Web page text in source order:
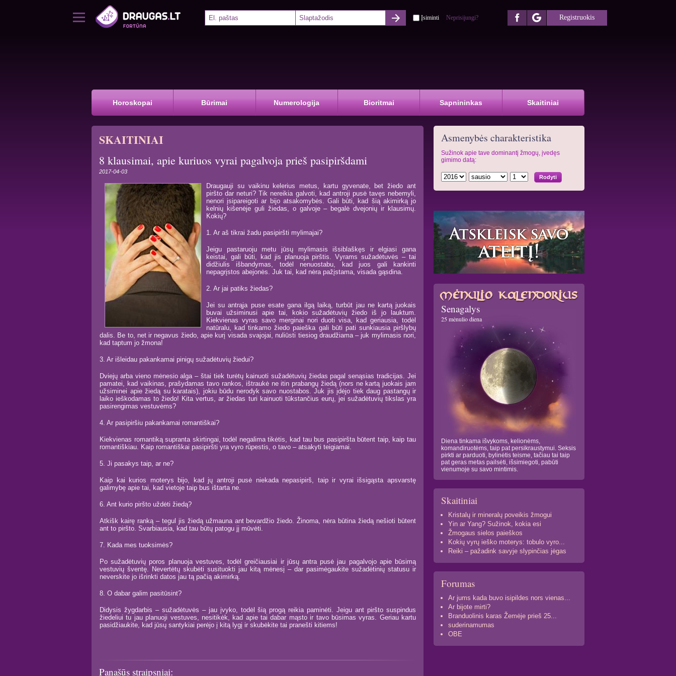
Įsiminti Neprisijungi? Registruokis
Horoskopai Būrimai Numerologija Bioritmai Sapnininkas Skaitiniai
SKAITINIAI
8 klausimai, apie kuriuos vyrai pagalvoja prieš pasipiršdami
2017-04-03
Draugauji su vaikinu kelerius metus, kartu gyvenate, bet žiedo ant
piršto dar neturi? Tik nereikia galvoti, kad antroji pusė tavęs nebemyli,
nenori įsipareigoti ar bijo atsakomybės. Gali būti, kad šią akimirką jo
kelnių kišenėje guli žiedas, o galvoje – begalė dvejonių ir klausimų.
Kokių?
1. Ar aš tikrai žadu pasipiršti mylimajai?
Jeigu pastaruoju metu jūsų mylimasis išsiblaškęs ir elgiasi gana
keistai, gali būti, kad jis planuoja pirštis. Vyrams sužadėtuvės – tai
didžiulis išbandymas, todėl nenuostabu, kad juos gali kankinti
nepagrįstos abejonės. Juk tai, kad nėra pažįstama, visada gąsdina.
2. Ar jai patiks žiedas?
Jei su antrąja puse esate gana ilgą laiką, turbūt jau ne kartą juokais
buvai užsiminusi apie tai, kokio sužadėtuvių žiedo iš jo lauktum.
Kiekvienas vyras savo merginai nori duoti visa, kad geriausia, todėl
natūralu, kad tinkamo žiedo paieška gali būti pati sunkiausia piršlybų
dalis. Be to, net ir negavus žiedo, apie kurį visada svajojai, nuliūsti tiesiog draudžiama – juk mylimasis nori,
kad taptum jo žmona!
3. Ar išleidau pakankamai pinigų sužadėtuvių žiedui?
Dviejų arba vieno mėnesio alga – štai tiek turėtų kainuoti sužadėtuvių žiedas pagal senąsias tradicijas. Jei
pamatei, kad vaikinas, prašydamas tavo rankos, ištraukė ne itin prabangų žiedą (nors ne kartą juokais jam
užsiminei apie žiedą su karatais), jokiu būdu nerodyk savo nuostabos. Juk jis įdėjo tiek daug pastangų ir
laiko ieškodamas to žiedo! Kita vertus, ar žiedas turi kainuoti tūkstančius eurų, jei sužadėtuvių tikslas yra
pasirengimas vestuvėms?
4. Ar pasipiršiu pakankamai romantiškai?
Kiekvienas romantiką supranta skirtingai, todėl negalima tikėtis, kad tau bus pasipiršta būtent taip, kaip tau
romantiškiau. Kaip romantiškai pasipiršti yra vyro rūpestis, o tavo – atsakyti teigiamai.
5. Ji pasakys taip, ar ne?
Kaip kai kurios moterys bijo, kad jų antroji pusė niekada nepasipirš, taip ir vyrai išsigąsta apsvarstę
galimybę apie tai, kad vietoje taip bus ištarta ne.
6. Ant kurio piršto uždėti žiedą?
Atkišk kairę ranką – tegul jis žiedą užmauna ant bevardžio žiedo. Žinoma, nėra būtina žiedą nešioti būtent
ant to piršto. Svarbiausia, kad tau būtų patogu jį mūvėti.
7. Kada mes tuoksimės?
Po sužadėtuvių poros planuoja vestuves, todėl greičiausiai ir jūsų antra pusė jau pagalvojo apie būsimą
vestuvių šventę. Nevertėtų skubėti susituokti jau kitą mėnesį – dar pasimėgaukite sužadėtinių statusu ir
neverskite jo išrinkti datos jau tą pačią akimirką.
8. O dabar galim pasitūsint?
Didysis žygdarbis – sužadėtuvės – jau įvyko, todėl šią progą reikia paminėti. Jeigu ant piršto suspindus
žiedeliui tu jau planuoji vestuves, nesitikėk, kad apie tai dabar mąsto ir tavo būsimas vyras. Geriau kartu
pasidžiaukite, kad jūsų santykiai perėjo į kitą lygį ir skubėkite tai pranešti kitiems!
Panašūs straipsniai:
Asmenybės charakteristika
Sužinok apie tave dominantį žmogų, įvedęs
gimimo datą:
Senagalys
25 mėnulio diena
Diena tinkama išvykoms, kelionėms,
komandiruotėms, taip pat persikraustymui. Seksis
pirkti ar parduoti, bylinėtis teisme, tačiau tai taip
pat geras metas pailsėti, išsimiegoti, pabūti
vienumoje su savo mintimis.
Skaitiniai
Kristalų ir mineralų poveikis žmogui
Yin ar Yang? Sužinok, kokia esi
Žmogaus sielos paieškos
Kokių vyrų ieško moterys: tobulo vyro...
Reiki – pažadink savyje slypinčias jėgas
Forumas
Ar jums kada buvo isipildes nors vienas...
Ar bijote mirti?
Branduolinis karas Žemėje prieš 25...
suderinamumas
OBE